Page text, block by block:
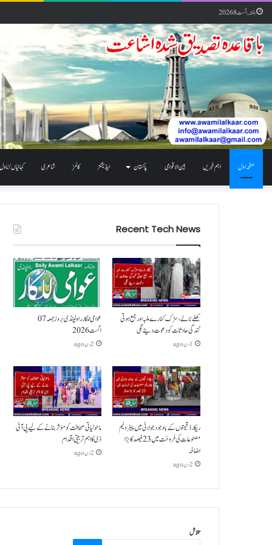
ہفتہ, اگست 8 2026
صفحہ اول اہم خبریں بین الاقوامی پاکستان ایڈیشنز کالمز شاعری کہانیاں / ناول
Recent Tech News
کھلے نالے،سڑک کنارے ملبہ اور جمع ہوتی
گندگی حادثات کو دعوت دینے لگی
1 دن ago
عوامی للکار راولپنڈی بروز جمعہ 07
اگست 2026
2 دن ago
ریکارڈ قیمتوں کے باوجود جولائی میں پیٹرولیم
مصنوعات کی فروخت میں 23 فیصد کا بڑا
اضافہ
2 دن ago
ماحولیاتی صحافت کو مؤثر بنانے کے لیے پی آئی
ڈی کا اہم تربیتی اقدام
2 دن ago
تلاش